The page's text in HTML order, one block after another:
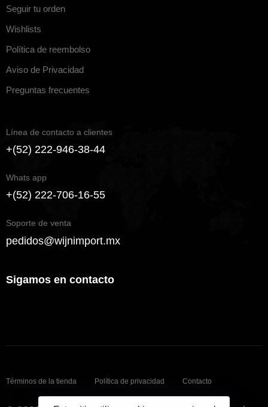
Seguir tu orden
Wishlists
Política de reembolso
Aviso de Privacidad
Preguntas frecuentes
Línea de contacto a clientes
+(52) 222-946-38-44
Whats app
+(52) 222-706-16-55
Soporte de venta
pedidos@wijnimport.mx
Sigamos en contacto
Términos de la tienda Política de privacidad Contacto